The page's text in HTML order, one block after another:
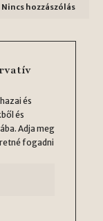
Nincs hozzászólás
és
és
Adja meg
fogadni